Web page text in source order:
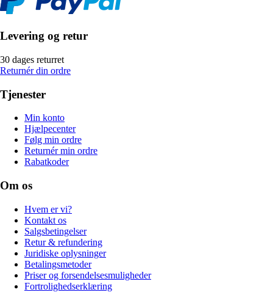
Levering og retur
30 dages returret
Returnér din ordre
Tjenester
Min konto
Hjælpecenter
Følg min ordre
Returnér min ordre
Rabatkoder
Om os
Hvem er vi?
Kontakt os
Salgsbetingelser
Retur & refundering
Juridiske oplysninger
Betalingsmetoder
Priser og forsendelsesmuligheder
Fortrolighedserklæring